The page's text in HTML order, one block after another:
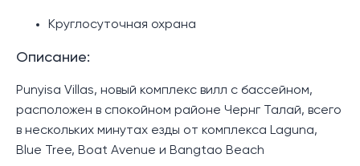
Круглосуточная охрана
Описание:
Punyisa Villas, новый комплекс вилл с бассейном,
расположен в спокойном районе Чернг Талай, всего
в нескольких минутах езды от комплекса Laguna,
Blue Tree, Boat Avenue и Bangtao Beach